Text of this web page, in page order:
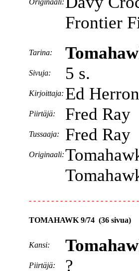
Originaali:
Frontier
Tarina:
Sivuja: 5 s.
Kirjoittaja: Ed Herron
Piirtäjä: Fred Ray
Tussaaja: Fred Ray
Originaali:
- - - - - - - - - - - - - - - - - - - - - - - -
TOMAHAWK 9/74 (36 sivua)
Kansi:
Piirtäjä: ?